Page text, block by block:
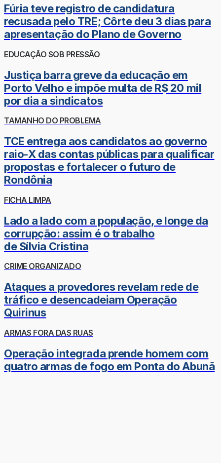
Fúria teve registro de candidatura
recusada pelo TRE; Côrte deu 3 dias para
apresentação do Plano de Governo
EDUCAÇÃO SOB PRESSÃO
Justiça barra greve da educação em
Porto Velho e impõe multa de R$ 20 mil
por dia a sindicatos
TAMANHO DO PROBLEMA
TCE entrega aos candidatos ao governo
raio-X das contas públicas para qualificar
propostas e fortalecer o futuro de
Rondônia
FICHA LIMPA
Lado a lado com a população, e longe da
corrupção: assim é o trabalho
de Sílvia Cristina
CRIME ORGANIZADO
Ataques a provedores revelam rede de
tráfico e desencadeiam Operação
Quirinus
ARMAS FORA DAS RUAS
Operação integrada prende homem com
quatro armas de fogo em Ponta do Abunã